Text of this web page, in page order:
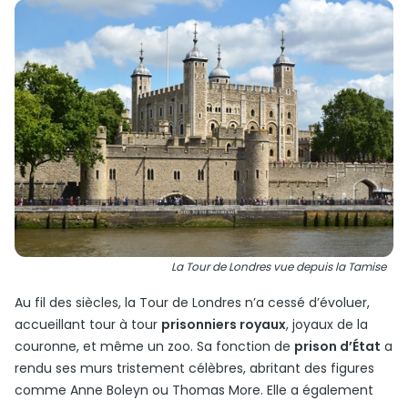
La Tour de Londres vue depuis la Tamise
Au fil des siècles, la Tour de Londres n’a cessé d’évoluer,
accueillant tour à tour prisonniers royaux, joyaux de la
couronne, et même un zoo. Sa fonction de prison d’État a
rendu ses murs tristement célèbres, abritant des figures
comme Anne Boleyn ou Thomas More. Elle a également